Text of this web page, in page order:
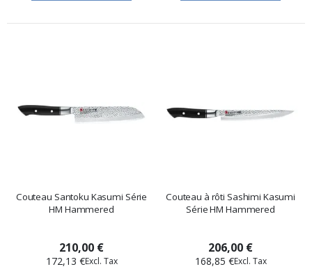
Couteau Santoku Kasumi Série
HM Hammered
210,00 €
172,13 €
Couteau à rôti Sashimi Kasumi
Série HM Hammered
206,00 €
168,85 €